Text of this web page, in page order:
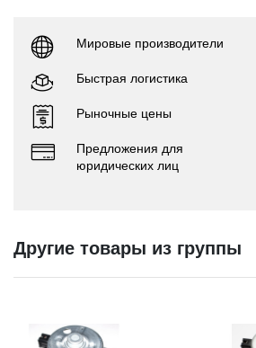
Мировые производители
Быстрая логистика
Рыночные цены
Предложения для
юридических лиц
Другие товары из группы